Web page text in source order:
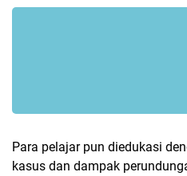
Para pelajar pun diedukasi
kasus dan dampak